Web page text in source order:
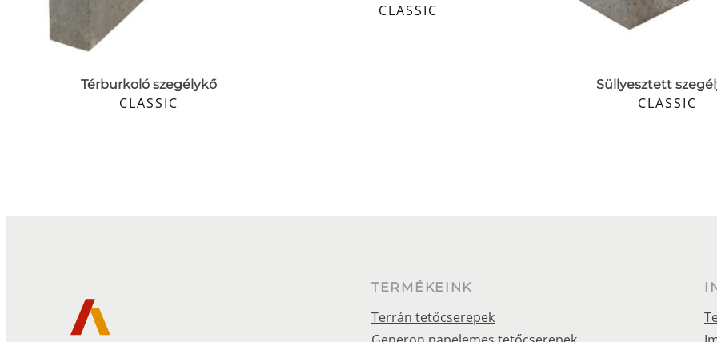
Térburkoló szegélykő
CLASSIC
CLASSIC
Süllyesztett
CLASSIC
TERMÉKEINK
Terrán tetőcserepek